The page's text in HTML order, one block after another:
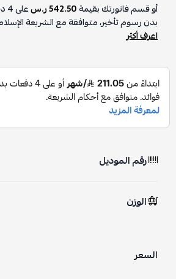
أو قسم فاتورتك بقيمة542.50 ر.س على4
بدون رسوم تأخير، متوافقة مع الشريعة
اعرف أكثر
رقم الموديل
الوزن
السعر